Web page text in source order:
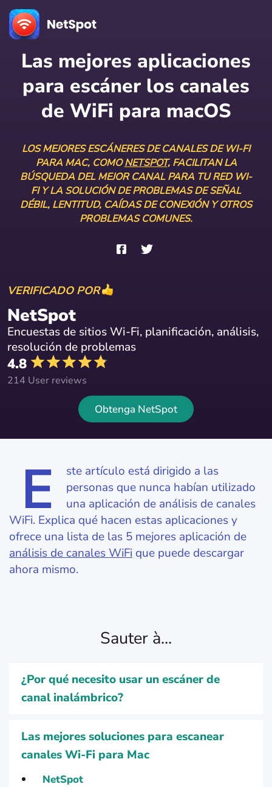
Las mejores aplicaciones
para escáner los canales
de WiFi para macOS
LOS MEJORES ESCÁNERES DE CANALES DE WI-FI
PARA MAC, COMONETSPOT, FACILITAN LA
BÚSQUEDA DEL MEJOR CANAL PARA TU RED WI-
FI Y LA SOLUCIÓN DE PROBLEMAS DE SEÑAL
DÉBIL, LENTITUD, CAÍDAS DE CONEXIÓN Y OTROS
PROBLEMAS COMUNES.
VERIFICADO POR
NetSpot
Encuestas de sitios Wi-Fi, planificación, análisis,
resolución de problemas
4.8
214 User reviews
Obtenga NetSpot
E
ste artículo está dirigido a las
personas que nunca habían utilizado
una aplicación de análisis de canales
WiFi. Explica qué hacen estas aplicaciones y
ofrece una lista de las 5 mejores aplicación de
análisis de canales WiFi que puede descargar
ahora mismo.
Sauter à...
¿Por qué necesito usar un escáner de
canal inalámbrico?
Las mejores soluciones para escanear
canales Wi-Fi para Mac
NetSpot